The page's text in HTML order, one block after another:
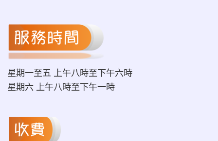
星期一至五 上午八時至下午六時
星期六 上午八時至下午一時